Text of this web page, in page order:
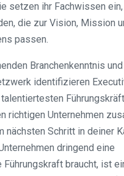
setzen ihr Fachwissen ein,
die zur Vision, Mission
passen.
Branchenkenntnis
identifizieren
richtigen Unternehmen
nächsten Schritt in deiner
dringend eine
Führungskraft braucht, ist